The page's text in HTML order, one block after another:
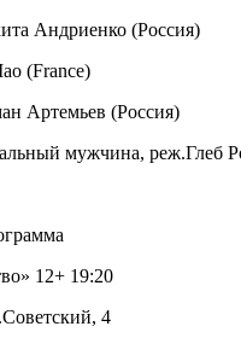
Андриенко (Россия)
(France)
Артемьев (Россия)
мужчина, реж.Глеб
12+ 19:20
4